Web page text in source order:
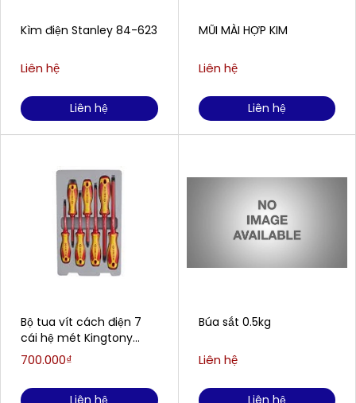
Kìm điện Stanley 84-623
Liên hệ
Liên hệ
Bộ tua vít cách điện 7
cái hệ mét Kingtony
30617MR
700.000₫
Liên hệ
MŨI MÀI HỢP KIM
Liên hệ
Liên hệ
Búa sắt 0.5kg
Liên hệ
Liên hệ